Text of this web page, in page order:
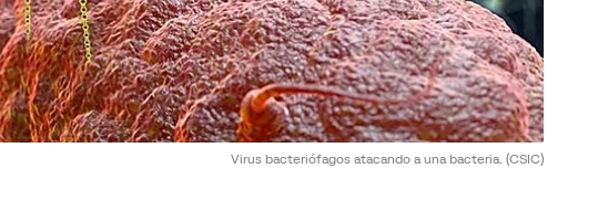
Virus bacteriófagos atacando a una bacteria. (CSIC)